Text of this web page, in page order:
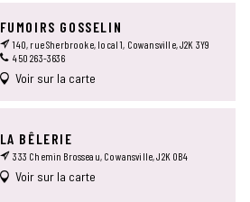
FUMOIRS GOSSELIN
140, rue Sherbrooke, local 1, Cowansville, J2K 3Y9
450 263-3636
Voir sur la carte
LA BÊLERIE
333 Chemin Brosseau, Cowansville, J2K 0B4
Voir sur la carte